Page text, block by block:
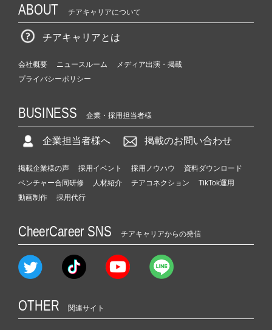
ABOUT チアキャリアについて
チアキャリアとは
会社概要 ニュースルーム
メディア出演・掲載
プライバシーポリシー
BUSINESS 企業・採用担当者様
企業担当者様へ 掲載のお問い合わせ
掲載企業様の声 採用イベント 採用ノウハウ
資料ダウンロード
ベンチャー合同研修
人材紹介 チアコネクション
TikTok運用
動画制作
採用代行
CheerCareer SNS チアキャリアからの発信
OTHER 関連サイト